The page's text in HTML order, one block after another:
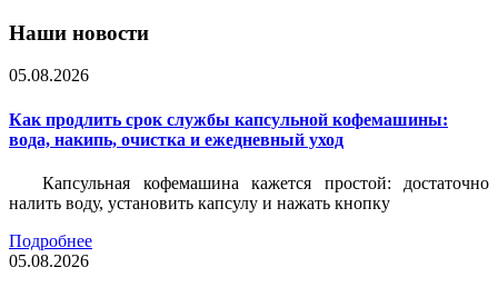
Наши новости
05.08.2026
Как продлить срок службы капсульной кофемашины:
вода, накипь, очистка и ежедневный уход
Капсульная кофемашина кажется простой: достаточно
налить воду, установить капсулу и нажать кнопку
Подробнее
05.08.2026